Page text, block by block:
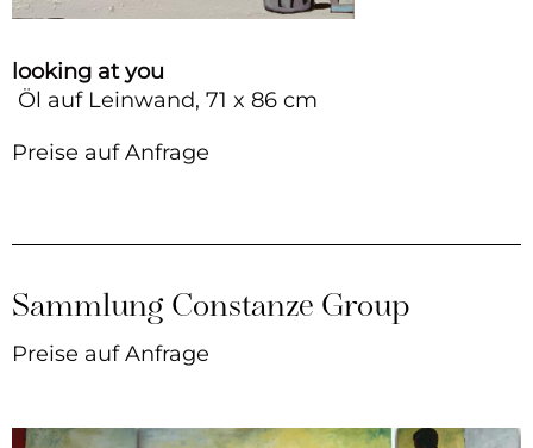
looking at you
Öl auf Leinwand, 71 x 86 cm
Preise auf Anfrage
Sammlung Constanze Group
Preise auf Anfrage